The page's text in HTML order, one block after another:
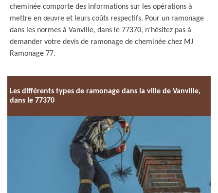
cheminée comporte des informations sur les opérations à
mettre en œuvre et leurs coûts respectifs. Pour un ramonage
dans les normes à Vanville, dans le 77370, n’hésitez pas à
demander votre devis de ramonage de cheminée chez MJ
Ramonage 77.
Les différents types de ramonage dans la ville de Vanville,
dans le 77370